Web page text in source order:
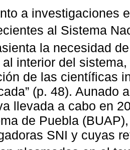
a investigaciones
al Sistema
la necesidad
al interior del
de las científicas
(p. 48). Aunado
llevada a cabo en
de Puebla
SNI y cuyas